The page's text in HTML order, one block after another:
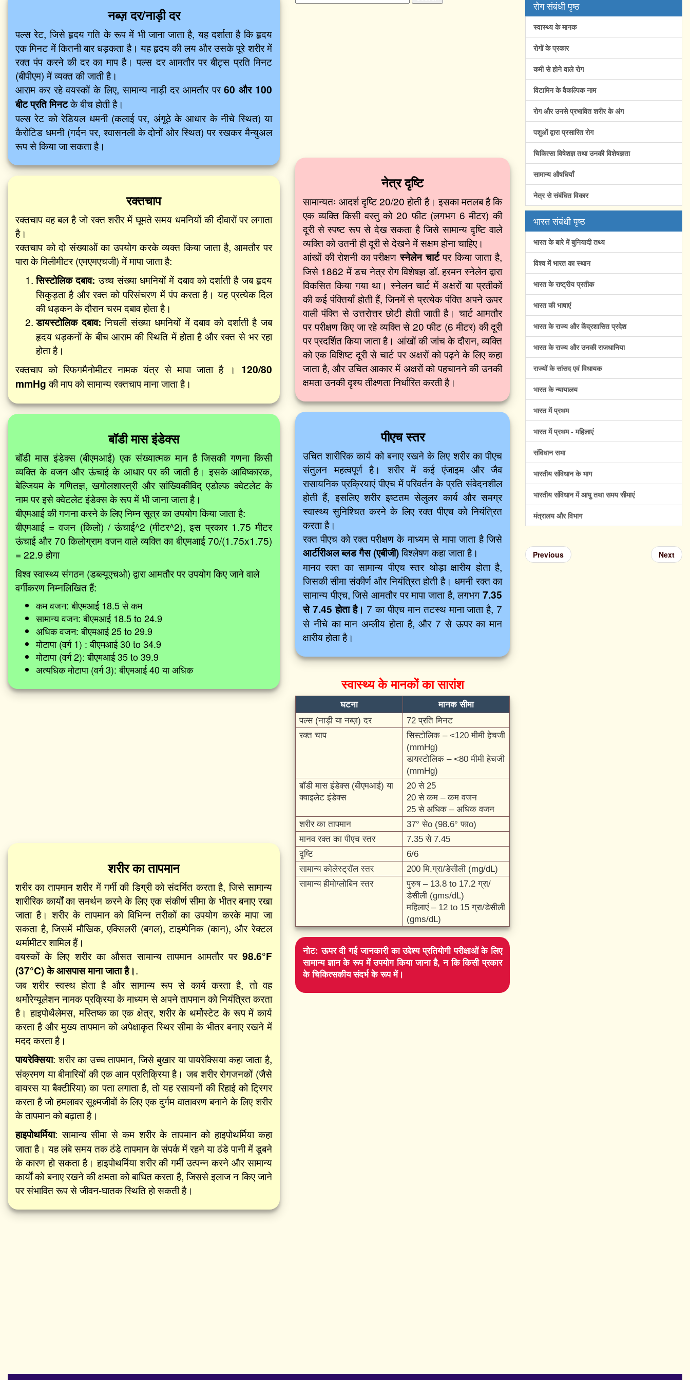
नब्ज़ दर/नाड़ी दर
पल्स रेट, जिसे हृदय गति के रूप में भी जाना जाता है, यह दर्शाता है कि हृदय
एक मिनट में कितनी बार धड़कता है। यह हृदय की लय और उसके पूरे शरीर में
रक्त पंप करने की दर का माप है। पल्स दर आमतौर पर बीट्स प्रति मिनट
(बीपीएम) में व्यक्त की जाती है।
आराम कर रहे वयस्कों के लिए, सामान्य नाड़ी दर आमतौर पर60 और 100
बीट प्रति मिनटके बीच होती है।
पल्स रेट को रेडियल धमनी (कलाई पर, अंगूठे के आधार के नीचे स्थित) या
कैरोटिड धमनी (गर्दन पर, श्वासनली के दोनों ओर स्थित) पर रखकर मैन्युअल
रूप से किया जा सकता है।
रक्तचाप
रक्तचाप वह बल है जो रक्त शरीर में घूमते समय धमनियों की दीवारों पर लगाता
है।
रक्तचाप को दो संख्याओं का उपयोग करके व्यक्त किया जाता है, आमतौर पर
पारा के मिलीमीटर (एमएमएचजी) में मापा जाता है:
सिस्टोलिक दबाव: उच्च संख्या धमनियों में दबाव को दर्शाती है जब हृदय
सिकुड़ता है और रक्त को परिसंचरण में पंप करता है। यह प्रत्येक दिल
की धड़कन के दौरान चरम दबाव होता है।
डायस्टोलिक दबाव: निचली संख्या धमनियों में दबाव को दर्शाती है जब
हृदय धड़कनों के बीच आराम की स्थिति में होता है और रक्त से भर रहा
होता है।
रक्तचाप को स्फिगमैनोमीटर नामक यंत्र से मापा जाता है । 120/80
mmHgकी माप को सामान्य रक्तचाप माना जाता है।
बॉडी मास इंडेक्स
बॉडी मास इंडेक्स (बीएमआई) एक संख्यात्मक मान है जिसकी गणना किसी
व्यक्ति के वजन और ऊंचाई के आधार पर की जाती है। इसके आविष्कारक,
बेल्जियम के गणितज्ञ, खगोलशास्त्री और सांख्यिकीविद् एडोल्फ क्वेटलेट के
नाम पर इसे क्वेटलेट इंडेक्स के रूप में भी जाना जाता है।
बीएमआई की गणना करने के लिए निम्न सूत्र का उपयोग किया जाता है:
बीएमआई = वजन (किलो) / ऊंचाई^2 (मीटर^2), इस प्रकार 1.75 मीटर
ऊंचाई और 70 किलोग्राम वजन वाले व्यक्ति का बीएमआई 70/(1.75x1.75)
= 22.9 होगा
विश्व स्वास्थ्य संगठन (डब्ल्यूएचओ) द्वारा आमतौर पर उपयोग किए जाने वाले
वर्गीकरण निम्नलिखित हैं:
कम वजन: बीएमआई 18.5 से कम
सामान्य वजन: बीएमआई 18.5 to 24.9
अधिक वजन: बीएमआई 25 to 29.9
मोटापा (वर्ग 1) : बीएमआई 30 to 34.9
मोटापा (वर्ग 2): बीएमआई 35 to 39.9
अत्यधिक मोटापा (वर्ग 3): बीएमआई 40 या अधिक
शरीर का तापमान
शरीर का तापमान शरीर में गर्मी की डिग्री को संदर्भित करता है, जिसे सामान्य
शारीरिक कार्यों का समर्थन करने के लिए एक संकीर्ण सीमा के भीतर बनाए रखा
जाता है। शरीर के तापमान को विभिन्न तरीकों का उपयोग करके मापा जा
सकता है, जिसमें मौखिक, एक्सिलरी (बगल), टाइम्पेनिक (कान), और रेक्टल
थर्मामीटर शामिल हैं।
वयस्कों के लिए शरीर का औसत सामान्य तापमान आमतौर पर 98.6°F
(37°C) के आसपास माना जाता है।.
जब शरीर स्वस्थ होता है और सामान्य रूप से कार्य करता है, तो वह
थर्मोरेग्यूलेशन नामक प्रक्रिया के माध्यम से अपने तापमान को नियंत्रित करता
है। हाइपोथैलेमस, मस्तिष्क का एक क्षेत्र, शरीर के थर्मोस्टेट के रूप में कार्य
करता है और मुख्य तापमान को अपेक्षाकृत स्थिर सीमा के भीतर बनाए रखने में
मदद करता है।
पायरेक्सिया: शरीर का उच्च तापमान, जिसे बुखार या पायरेक्सिया कहा जाता है,
संक्रमण या बीमारियों की एक आम प्रतिक्रिया है। जब शरीर रोगजनकों (जैसे
वायरस या बैक्टीरिया) का पता लगाता है, तो यह रसायनों की रिहाई को ट्रिगर
करता है जो हमलावर सूक्ष्मजीवों के लिए एक दुर्गम वातावरण बनाने के लिए शरीर
के तापमान को बढ़ाता है।
हाइपोथर्मिया: सामान्य सीमा से कम शरीर के तापमान को हाइपोथर्मिया कहा
जाता है। यह लंबे समय तक ठंडे तापमान के संपर्क में रहने या ठंडे पानी में डूबने
के कारण हो सकता है। हाइपोथर्मिया शरीर की गर्मी उत्पन्न करने और सामान्य
कार्यों को बनाए रखने की क्षमता को बाधित करता है, जिससे इलाज न किए जाने
पर संभावित रूप से जीवन-घातक स्थिति हो सकती है।
नेत्र दृष्टि
सामान्यतः आदर्श दृष्टि 20/20 होती है। इसका मतलब है कि
एक व्यक्ति किसी वस्तु को 20 फीट (लगभग 6 मीटर) की
दूरी से स्पष्ट रूप से देख सकता है जिसे सामान्य दृष्टि वाले
व्यक्ति को उतनी ही दूरी से देखने में सक्षम होना चाहिए।
आंखों की रोशनी का परीक्षणस्नेलेन चार्टपर किया जाता है,
जिसे 1862 में डच नेत्र रोग विशेषज्ञ डॉ. हरमन स्नेलेन द्वारा
विकसित किया गया था। स्नेलन चार्ट में अक्षरों या प्रतीकों
की कई पंक्तियाँ होती हैं, जिनमें से प्रत्येक पंक्ति अपने ऊपर
वाली पंक्ति से उत्तरोत्तर छोटी होती जाती है। चार्ट आमतौर
पर परीक्षण किए जा रहे व्यक्ति से 20 फीट (6 मीटर) की दूरी
पर प्रदर्शित किया जाता है। आंखों की जांच के दौरान, व्यक्ति
को एक विशिष्ट दूरी से चार्ट पर अक्षरों को पढ़ने के लिए कहा
जाता है, और उचित आकार में अक्षरों को पहचानने की उनकी
क्षमता उनकी दृश्य तीक्ष्णता निर्धारित करती है।
पीएच स्तर
उचित शारीरिक कार्य को बनाए रखने के लिए शरीर का पीएच
संतुलन महत्वपूर्ण है। शरीर में कई एंजाइम और जैव
रासायनिक प्रक्रियाएं पीएच में परिवर्तन के प्रति संवेदनशील
होती हैं, इसलिए शरीर इष्टतम सेलुलर कार्य और समग्र
स्वास्थ्य सुनिश्चित करने के लिए रक्त पीएच को नियंत्रित
करता है।
रक्त पीएच को रक्त परीक्षण के माध्यम से मापा जाता है जिसे
आर्टीरीअल ब्लड गैस (एबीजी)विश्लेषण कहा जाता है।
मानव रक्त का सामान्य पीएच स्तर थोड़ा क्षारीय होता है,
जिसकी सीमा संकीर्ण और नियंत्रित होती है। धमनी रक्त का
सामान्य पीएच, जिसे आमतौर पर मापा जाता है, लगभग 7.35
से 7.45 होता है। 7 का पीएच मान तटस्थ माना जाता है, 7
से नीचे का मान अम्लीय होता है, और 7 से ऊपर का मान
क्षारीय होता है।
स्वास्थ्य के मानकों का सारांश
घटना
मानक सीमा
पल्स (नाड़ी या नब्ज़) दर
72 प्रति मिनट
रक्त चाप
सिस्टोलिक – <120 मीमी हेचजी
(mmHg)
डायस्टोलिक – <80 मीमी हेचजी
(mmHg)
बॉडी मास इंडेक्स (बीएमआई) या
क्वाइलेट इंडेक्स
20 से 25
20 से कम – कम वजन
25 से अधिक – अधिक वजन
शरीर का तापमान
37° सेo (98.6° फाo)
मानव रक्त का पीएच स्तर
7.35 से 7.45
दृष्टि
6/6
सामान्य कोलेस्ट्रॉल स्तर
200 मि.ग्रा/डेसीली (mg/dL)
सामान्य हीमोग्लोबिन स्तर
पुरुष – 13.8 to 17.2 ग्रा/
डेसीली (gms/dL)
महिलाएं – 12 to 15 ग्रा/डेसीली
(gms/dL)
नोट:ऊपर दी गई जानकारी का उद्देश्य प्रतियोगी परीक्षाओं के लिए
सामान्य ज्ञान के रूप में उपयोग किया जाना है, न कि किसी प्रकार
के चिकित्सकीय संदर्भ के रूप में।
रोग संबंधी पृष्ठ
स्वास्थ्य के मानक
रोगों के प्रकार
कमी से होने वाले रोग
विटामिन के वैकल्पिक नाम
रोग और उनसे प्रभावित शरीर के अंग
पशुओं द्वारा प्रसारित रोग
चिकित्सा विषेशज्ञ तथा उनकी विशेषज्ञता
सामान्य औषधियाँ
नेत्र से संबंधित विकार
भारत संबंधी पृष्ठ
भारत के बारे में बुनियादी तथ्य
विश्व में भारत का स्थान
भारत के राष्ट्रीय प्रतीक
भारत की भाषाएं
भारत के राज्य और केंद्रशासित प्रदेश
भारत के राज्य और उनकी राजधानिया
राज्यों के सांसद एवं विधायक
भारत के न्यायालय
भारत में प्रथम
भारत में प्रथम - महिलाएं
संविधान सभा
भारतीय संविधान के भाग
भारतीय संविधान में आयु तथा समय सीमाएं
मंत्रालय और विभाग
Previous Next